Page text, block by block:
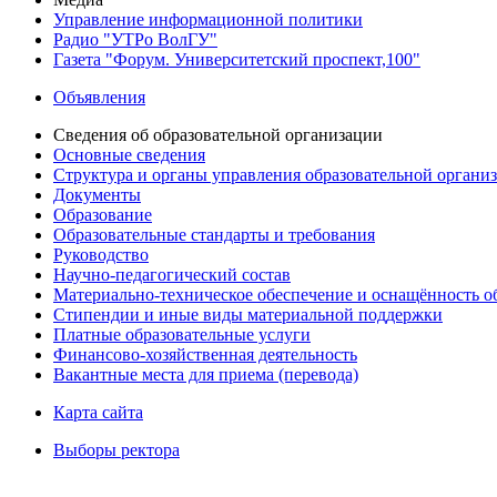
Управление информационной политики
Радио "УТРо ВолГУ"
Газета "Форум. Университетский проспект,100"
Объявления
Сведения об образовательной организации
Основные сведения
Структура и органы управления образовательной
Документы
Образование
Образовательные стандарты и требования
Руководство
Научно-педагогический состав
Материально-техническое обеспечение и оснащённость
Стипендии и иные виды материальной поддержки
Платные образовательные услуги
Финансово-хозяйственная деятельность
Вакантные места для приема (перевода)
Карта сайта
Выборы ректора